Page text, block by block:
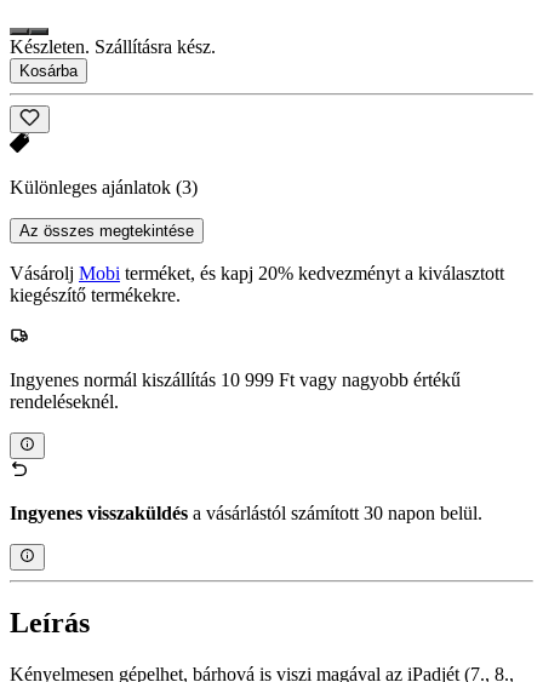
Készleten. Szállításra kész.
Kosárba
Különleges ajánlatok (3)
Az összes megtekintése
Vásárolj Mobi terméket, és kapj 20% kedvezményt a kiválasztott
kiegészítő termékekre.
Ingyenes normál kiszállítás 10 999 Ft vagy nagyobb értékű
rendeléseknél.
Ingyenes visszaküldés a vásárlástól számított 30 napon belül.
Leírás
Kényelmesen gépelhet, bárhová is viszi magával az iPadjét (7., 8.,